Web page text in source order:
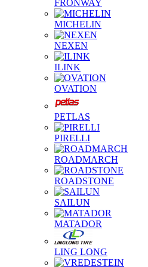
FRONWAY
MICHELIN
NEXEN
ILINK
OVATION
PETLAS
PIRELLI
ROADMARCH
ROADSTONE
SAILUN
MATADOR
LING LONG